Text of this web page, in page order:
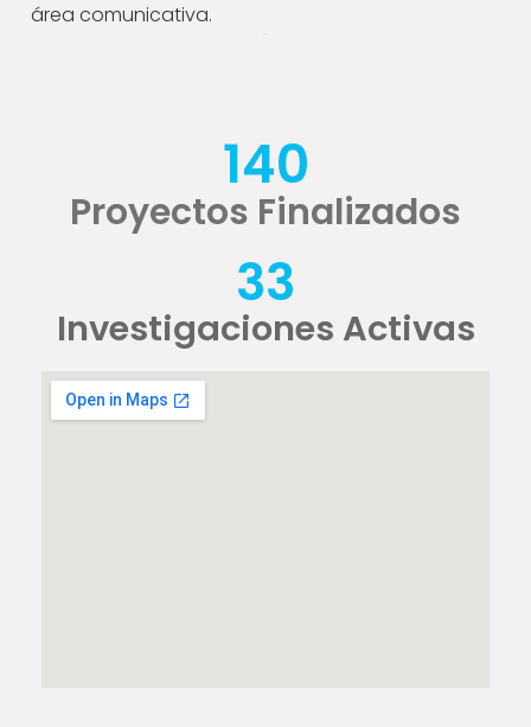
área comunicativa.
Proyectos Finalizados
140
Investigaciones Activas
33